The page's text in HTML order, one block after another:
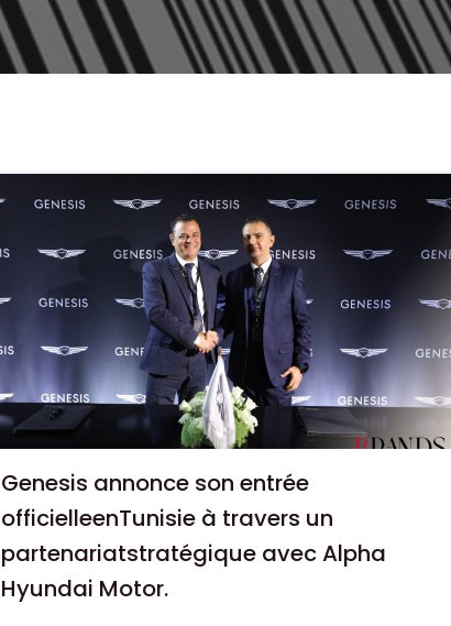
Genesis annonce son entrée
officielleenTunisie à travers un
partenariatstratégique avec Alpha
Hyundai Motor.